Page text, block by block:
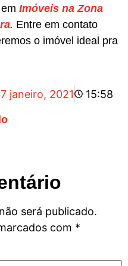
Imóveis na Zona
. Entre em contato
o imóvel ideal pra
janeiro, 2021 15:58
será publicado.
com *